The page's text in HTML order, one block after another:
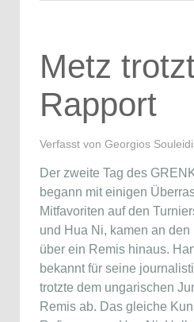
Metz
Rapport
Verfasst von Georgios
Der zweite Tag des
begann mit einigen
Mitfavoriten auf den
und Hua Ni, kamen an
über ein Remis hinaus.
bekannt für seine
trotzte dem ungarischen
Remis ab. Das gleiche